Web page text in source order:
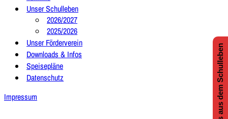
Unser Schulleben
2026/2027
2025/2026
Unser Förderverein
Downloads & Infos
Speisepläne
Datenschutz
Impressum
Aktuelles aus dem Schulleben